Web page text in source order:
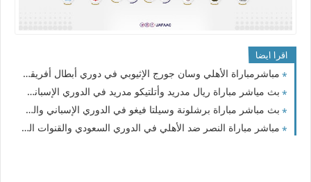
اقرا ايضا
مباشرمباراة الأهلي وسان جورج الإثيوبي في دوري أبطال أفريقيا والقناة الناقلة
بث مياشر مباراة ريال مدريد وأتلتيكو مدريد في الدوري الإسباني 2024
بث مباشر مباراة برشلونة وسيلتا فيغو في الدوري الإسباني والقنوات الناقلة
مباشر مباراة النصر ضد الأهلي في الدوري السعودي والقنوات الناقلة